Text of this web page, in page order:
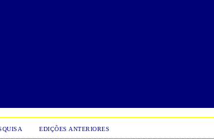
EDIÇÕES ANTERIORES